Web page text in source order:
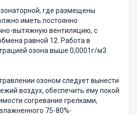
где размещены
иметь постоянно
вытяжную вентиляцию, с
равной 12. Работа в
озона выше 0,0001г/м3
озоном следует вынести
воздух, обеспечить ему покой
согревание грелками,
75-80%-